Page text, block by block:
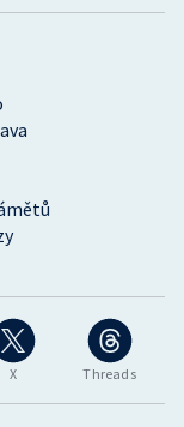
X Threads